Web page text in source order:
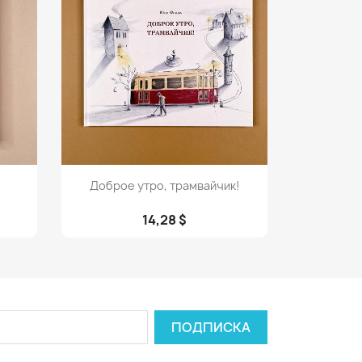
Просмотр
Доброе утро, трамвайчик!
14,28 $